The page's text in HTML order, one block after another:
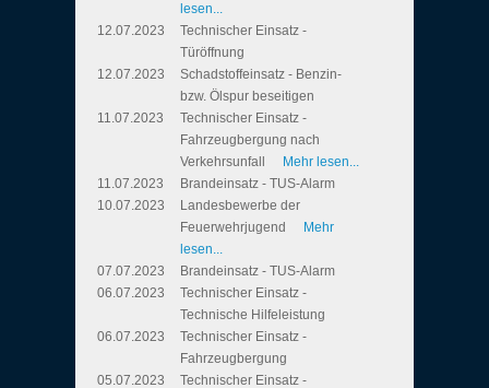
lesen...
12.07.2023
Technischer Einsatz -
Türöffnung
12.07.2023
Schadstoffeinsatz - Benzin-
bzw. Ölspur beseitigen
11.07.2023
Technischer Einsatz -
Fahrzeugbergung nach
Verkehrsunfall
Mehr lesen...
11.07.2023
Brandeinsatz - TUS-Alarm
10.07.2023
Landesbewerbe der
Feuerwehrjugend
Mehr
lesen...
07.07.2023
Brandeinsatz - TUS-Alarm
06.07.2023
Technischer Einsatz -
Technische Hilfeleistung
06.07.2023
Technischer Einsatz -
Fahrzeugbergung
05.07.2023
Technischer Einsatz -